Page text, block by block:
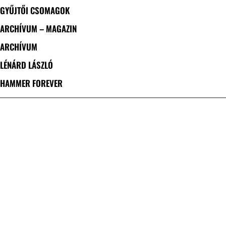
GYŰJTŐI CSOMAGOK
ARCHÍVUM – MAGAZIN
ARCHÍVUM
LÉNÁRD LÁSZLÓ
HAMMER FOREVER